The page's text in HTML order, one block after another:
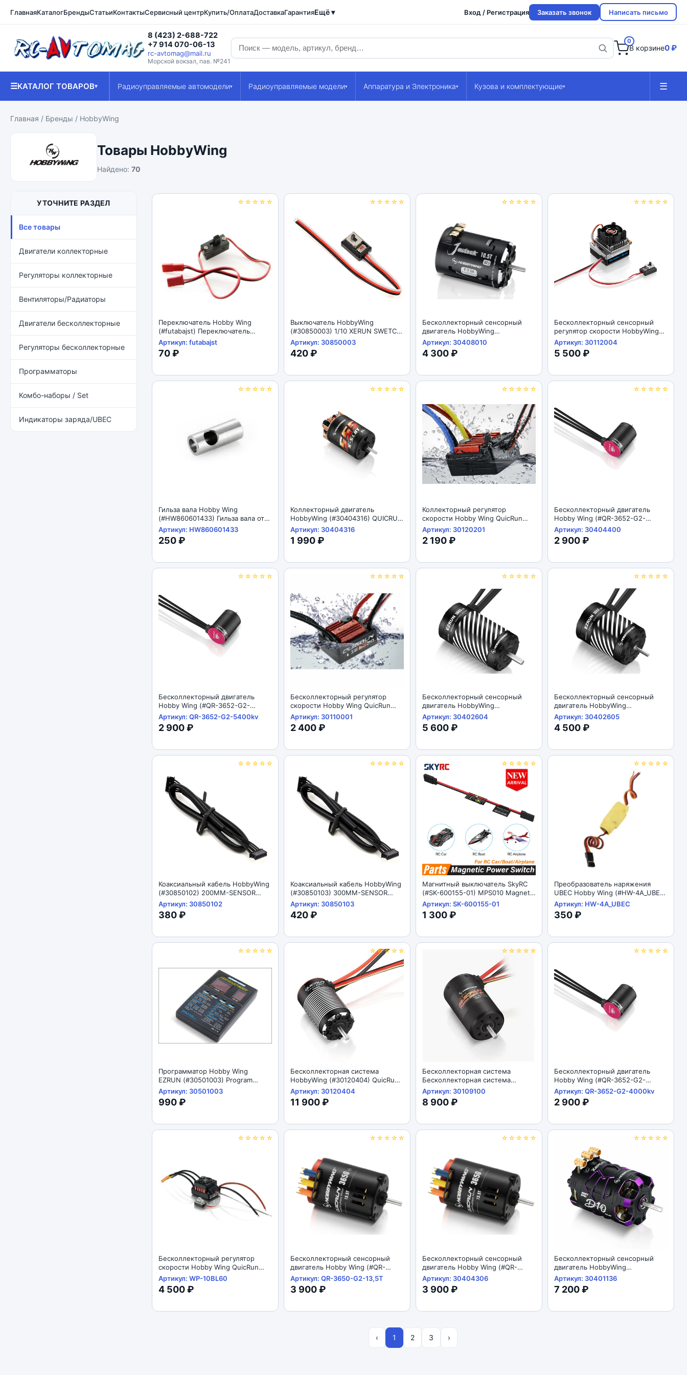
ГлавнаяКаталогБрендыСтатьиКонтактыСервисный центрКупить/ОплатаДоставкаГарантияЕщё ▾ Вход / Регистрация Заказать звонок Написать письмо
8 (423) 2-688-722
+7 914 070-06-13
rc-avtomag@mail.ru
Морской вокзал, пав. №241
0
В корзине0 ₽
☰КАТАЛОГ ТОВАРОВ▾ Радиоуправляемые автомодели▾ Радиоуправляемые модели▾ Аппаратура и Электроника▾ Кузова и комплектующие▾ ☰
Главная / Бренды / HobbyWing
Товары HobbyWing
Найдено: 70
УТОЧНИТЕ РАЗДЕЛ
Все товары
Двигатели коллекторные
Регуляторы коллекторные
Вентиляторы/Радиаторы
Двигатели бесколлекторные
Регуляторы бесколлекторные
Программаторы
Комбо-наборы / Set
Индикаторы заряда/UBEC
☆☆☆☆☆
Переключатель Hobby Wing
(#futabajst) Переключатель
futaba-jst
Артикул: futabajst
70 ₽
☆☆☆☆☆
Выключатель HobbyWing
(#30850003) 1/10 XERUN SWETCH
(With the "SET" Button)
Артикул: 30850003
420 ₽
☆☆☆☆☆
Бесколлекторный сенсорный
двигатель HobbyWing
(#30408010) JUSTOCK-13.5T-
BLACK-G2.1
Артикул: 30408010
4 300 ₽
☆☆☆☆☆
Бесколлекторный сенсорный
регулятор скорости HobbyWing
(#30112004) XERUN XR10 Justock
G3-Handout Spec
Артикул: 30112004
5 500 ₽
☆☆☆☆☆
Гильза вала Hobby Wing
(#HW860601433) Гильза вала от
3,175mm до 5mm 3in.
Артикул: HW860601433
250 ₽
☆☆☆☆☆
Коллекторный двигатель
HobbyWing (#30404316) QUICRUN
Brushed 555-13T
Артикул: 30404316
1 990 ₽
☆☆☆☆☆
Коллекторный регулятор
скорости Hobby Wing QuicRun
(#QR1060) WP-1060 ESC 360A
Артикул: 30120201
2 190 ₽
☆☆☆☆☆
Бесколлекторный двигатель
Hobby Wing (#QR-3652-G2-
3250kv) QUICRUN 3250kV-G2
Артикул: 30404400
2 900 ₽
☆☆☆☆☆
Бесколлекторный двигатель
Hobby Wing (#QR-3652-G2-
5400kv) QUICRUN 5400kV-G2
Артикул: QR-3652-G2-5400kv
2 900 ₽
☆☆☆☆☆
Бесколлекторный регулятор
скорости Hobby Wing QuicRun
(#30110001) Hobbywing QuicRun
WP-16BL30 G230A
Артикул: 30110001
2 400 ₽
☆☆☆☆☆
Бесколлекторный сенсорный
двигатель HobbyWing
(#30402604) EZRUN-3665SD-
2400KV-BLACK-G3
Артикул: 30402604
5 600 ₽
☆☆☆☆☆
Бесколлекторный сенсорный
двигатель HobbyWing
(#30402605) EZRUN-3652SD-
4100KV-BLACK-G3
Артикул: 30402605
4 500 ₽
☆☆☆☆☆
Коаксиальный кабель HobbyWing
(#30850102) 200MM-SENSOR
HARNESS
Артикул: 30850102
380 ₽
☆☆☆☆☆
Коаксиальный кабель HobbyWing
(#30850103) 300MM-SENSOR
HARNESS
Артикул: 30850103
420 ₽
☆☆☆☆☆
Магнитный выключатель SkyRC
(#SK-600155-01) MPS010 Magnetic
Switch
Артикул: SK-600155-01
1 300 ₽
☆☆☆☆☆
Преобразователь наряжения
UBEC Hobby Wing (#HW-4A_UBEC)
5V/4A UBEC для 2-6S LiPo I505
Артикул: HW-4A_UBEC
350 ₽
☆☆☆☆☆
Программатор Hobby Wing
EZRUN (#30501003) Program
Card-General
Артикул: 30501003
990 ₽
☆☆☆☆☆
Бесколлекторная система
HobbyWing (#30120404) QuicRun
Fusion 8IGHT 80A 2300KV
Артикул: 30120404
11 900 ₽
☆☆☆☆☆
Бесколлекторная система
Бесколлекторная система
HobbyWing (#30109100) Fusion
8IGHT SE 60A 1800KV
Артикул: 30109100
8 900 ₽
☆☆☆☆☆
Бесколлекторный двигатель
Hobby Wing (#QR-3652-G2-
4000kv) QUICRUN 4000kV-G2
Артикул: QR-3652-G2-4000kv
2 900 ₽
☆☆☆☆☆
Бесколлекторный регулятор
скорости Hobby Wing QuicRun
(#WP-10BL60) Hobbywing QuicRun
60A
Артикул: WP-10BL60
4 500 ₽
☆☆☆☆☆
Бесколлекторный сенсорный
двигатель Hobby Wing (#QR-
3650-G2-13,5T) QUICRUN 3650-
G2-13,5T Sensored
Артикул: QR-3650-G2-13,5T
3 900 ₽
☆☆☆☆☆
Бесколлекторный сенсорный
двигатель Hobby Wing (#QR-
3650-G2-17,5T) QUICRUN 3650SD-
17,5T-BLACK-G2 Sensored
Артикул: 30404306
3 900 ₽
☆☆☆☆☆
Бесколлекторный сенсорный
двигатель HobbyWing
(#30401136) XERUN-D10-10.5T-
Purple
Артикул: 30401136
7 200 ₽
‹ 1 2 3 ›